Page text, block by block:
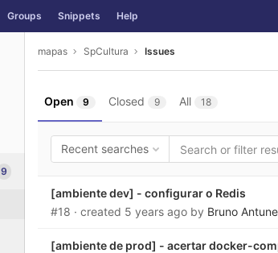
Groups Snippets Help
9
mapas SpCultura Issues
Open 9 Closed 9 All 18
Recent searches
[ambiente dev] - configurar o Redis
#18 · created 5 years ago by Bruno
[ambiente de prod] - acertar docker-